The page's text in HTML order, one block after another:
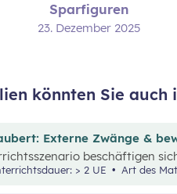
Sparfiguren
23. Dezember 2025
könnten Sie auch
Externe Zwänge &
beschäftigen
Zu
> 2 UE Art des